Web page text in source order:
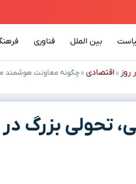
بین الملل فناوری
روز »اقتصادی »چگونه معاونت هوشمند
تحولی بزرگ در